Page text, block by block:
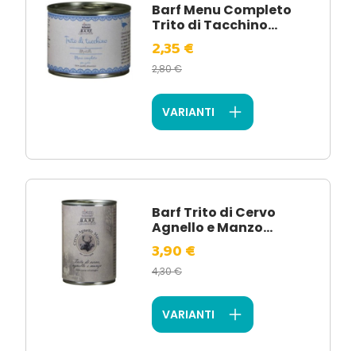
Barf Menu Completo
Trito di Tacchino...
2,35 €
2,80 €
VARIANTI
Barf Trito di Cervo
Agnello e Manzo...
3,90 €
4,30 €
VARIANTI